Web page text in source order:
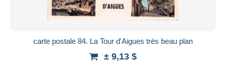
carte postale 84. La Tour d'Aigues très beau plan
± 9,13 $